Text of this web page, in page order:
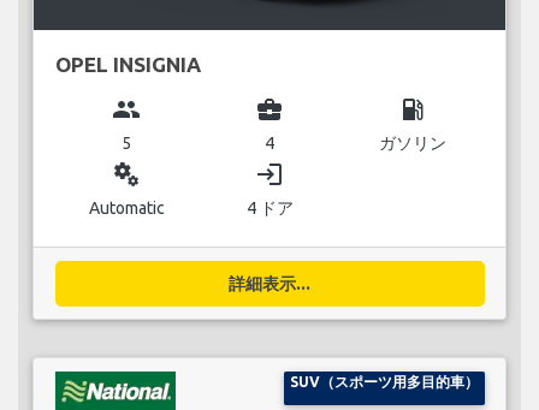
OPEL INSIGNIA
group
5
business_center
4
local_gas_station
ガソリン
miscellaneous_services
Automatic
login
4 ドア
詳細表示...
SUV（スポーツ用多目的車）